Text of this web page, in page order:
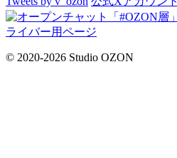
ライバー用ページ
© 2020-2026 Studio OZON